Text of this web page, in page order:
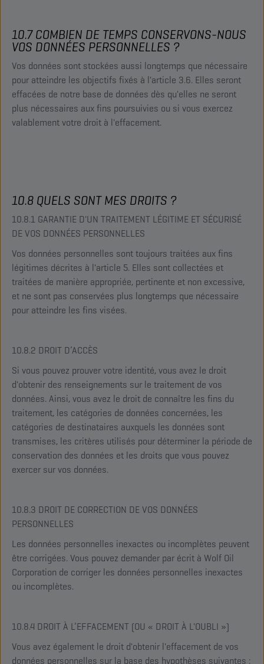
10.7 COMBIEN DE TEMPS CONSERVONS-NOUS
VOS DONNÉES PERSONNELLES ?
Vos données sont stockées aussi longtemps que nécessaire
pour atteindre les objectifs fixés à l'article 3.6. Elles seront
effacées de notre base de données dès qu'elles ne seront
plus nécessaires aux fins poursuivies ou si vous exercez
valablement votre droit à l'effacement.
10.8 QUELS SONT MES DROITS ?
10.8.1 GARANTIE D'UN TRAITEMENT LÉGITIME ET SÉCURISÉ
DE VOS DONNÉES PERSONNELLES
Vos données personnelles sont toujours traitées aux fins
légitimes décrites à l'article 5. Elles sont collectées et
traitées de manière appropriée, pertinente et non excessive,
et ne sont pas conservées plus longtemps que nécessaire
pour atteindre les fins visées.
10.8.2 DROIT D’ACCÈS
Si vous pouvez prouver votre identité, vous avez le droit
d'obtenir des renseignements sur le traitement de vos
données. Ainsi, vous avez le droit de connaître les fins du
traitement, les catégories de données concernées, les
catégories de destinataires auxquels les données sont
transmises, les critères utilisés pour déterminer la période de
conservation des données et les droits que vous pouvez
exercer sur vos données.
10.8.3 DROIT DE CORRECTION DE VOS DONNÉES
PERSONNELLES
Les données personnelles inexactes ou incomplètes peuvent
être corrigées. Vous pouvez demander par écrit à Wolf Oil
Corporation de corriger les données personnelles inexactes
ou incomplètes.
10.8.4 DROIT À L’EFFACEMENT (OU « DROIT À L'OUBLI »)
Vous avez également le droit d'obtenir l'effacement de vos
données personnelles sur la base des hypothèses suivantes :